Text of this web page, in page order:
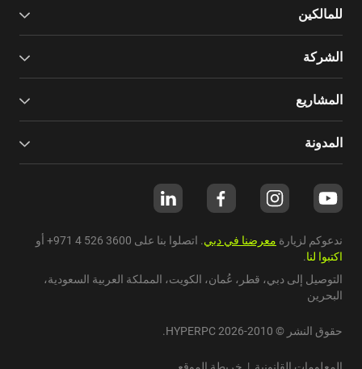
للمالكين
الشركة
المشاريع
المدونة
ندعوكم لزيارة معرضنا في دبي. اتصلوا بنا على +971 4 526 3600 أو
اكتبوا لنا.
التوصيل إلى دبي، قطر ، عُمان، الكويت، المملكة العربية السعودية،
البحرين
حقوق النشر © 2010-2026 HYPERPC.